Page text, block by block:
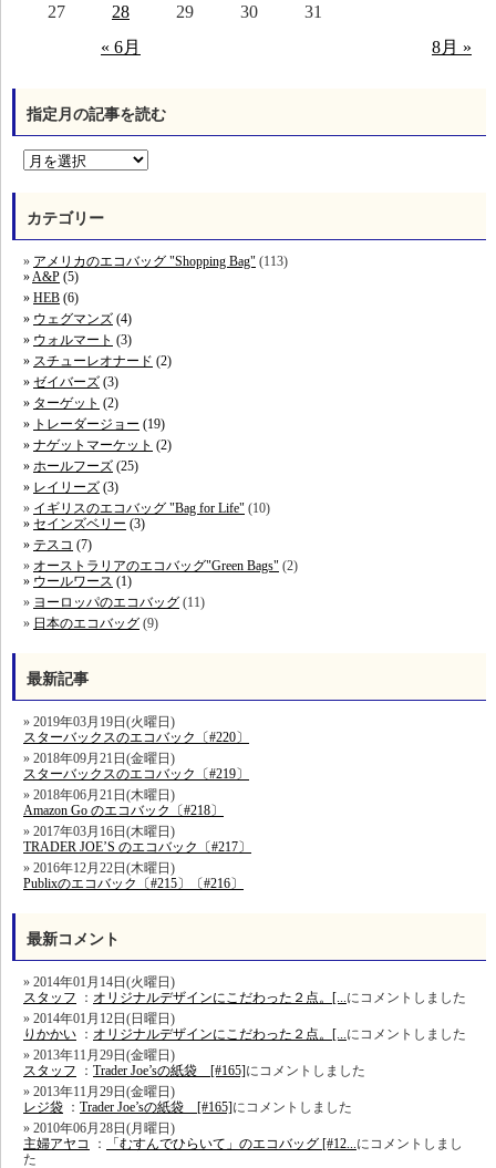
« 6月 8月 »
27
28 29 30 31
指定月の記事を読む
カテゴリー
アメリカのエコバッグ "Shopping Bag" (113)
A&P (5)
HEB (6)
ウェグマンズ (4)
ウォルマート (3)
スチューレオナード (2)
ゼイバーズ (3)
ターゲット (2)
トレーダージョー (19)
ナゲットマーケット (2)
ホールフーズ (25)
レイリーズ (3)
イギリスのエコバッグ "Bag for Life" (10)
セインズベリー (3)
テスコ (7)
オーストラリアのエコバッグ"Green Bags" (2)
ウールワース (1)
ヨーロッパのエコバッグ (11)
日本のエコバッグ (9)
最新記事
2019年03月19日(火曜日)
スターバックスのエコバック〔#220〕
2018年09月21日(金曜日)
スターバックスのエコバック〔#219〕
2018年06月21日(木曜日)
Amazon Go のエコバック〔#218〕
2017年03月16日(木曜日)
TRADER JOE’S のエコバック〔#217〕
2016年12月22日(木曜日)
Publixのエコバック〔#215〕〔#216〕
最新コメント
2014年01月14日(火曜日)
スタッフ ： オリジナルデザインにこだわった２点。[... にコメントしました
2014年01月12日(日曜日)
りかかい ： オリジナルデザインにこだわった２点。[... にコメントしました
2013年11月29日(金曜日)
スタッフ ： Trader Joe’sの紙袋 [#165]にコメントしました
2013年11月29日(金曜日)
レジ袋 ： Trader Joe’sの紙袋 [#165]にコメントしました
2010年06月28日(月曜日)
主婦アヤコ
： 「むすんでひらいて」のエコバッグ [#12... にコメントしまし
た